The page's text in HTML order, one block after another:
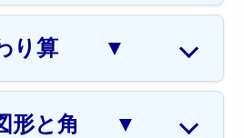
り算 ▼
形と角 ▼